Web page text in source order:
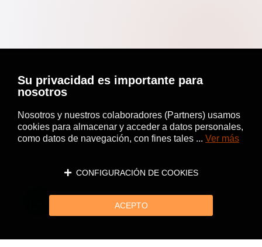
Su privacidad es importante para
nosotros
Nosotros y nuestros colaboradores (Partners) usamos
cookies para almacenar y acceder a datos personales,
como datos de navegación, con fines tales ... Ver más
CONFIGURACIÓN DE COOKIES
ACEPTO